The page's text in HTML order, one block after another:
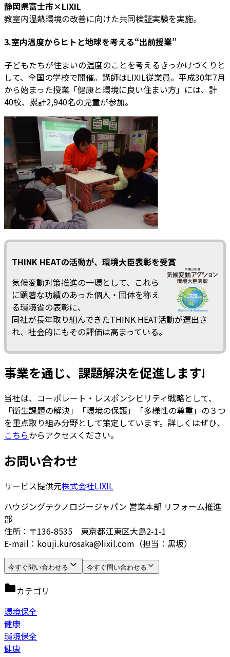
静岡県富士市×LIXIL
教室内温熱環境の改善に向けた共同検証実験を実施。
3.室内温度からヒトと地球を考える“出前授業”
子どもたちが住まいの温度のことを考えるきっかけづくりと
して、全国の学校で開催。講師はLIXIL従業員。平成30年7月
から始まった授業「健康と環境に良い住まい方」には、計
40校、累計2,940名の児童が参加。
THINK HEATの活動が、環境⼤⾂表彰を受賞
気候変動対策推進の一環として、これら
に顕著な功績のあった個人・団体を称え
る環境省の表彰に、
同社が長年取り組んできたTHINK HEAT活動が選出さ
れ、社会的にもその評価は高まっている。
事業を通じ、課題解決を促進します!
当社は、コーポレート・レスポンシビリティ戦略として、
「衛生課題の解決」「環境の保護」「多様性の尊重」の３つ
を重点取り組み分野として策定しています。詳しくはぜひ、
こちらからアクセスください。
お問い合わせ
サービス提供元株式会社LIXIL
ハウジングテクノロジージャパン 営業本部 リフォーム推進
部
住所：〒136-8535 東京都江東区大島2-1-1
E-mail：kouji.kurosaka@lixil.com（担当：黒坂）
今すぐ問い合わせる 今すぐ問い合わせる
カテゴリ
環境保全
健康
環境保全
健康